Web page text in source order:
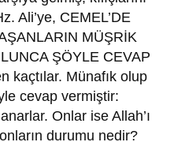
Ali’ye, CEMEL’DE
MÜŞRİK
ŞÖYLE CEVAP
kaçtılar. Münafık olup
cevap vermiştir:
Onlar ise Allah’ı
durumu nedir?